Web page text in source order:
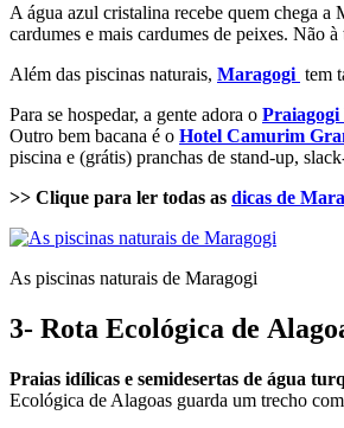
A água azul cristalina recebe quem chega a
cardumes e mais cardumes de peixes. Não
Além das piscinas naturais, Maragogi tem
Para se hospedar, a gente adora o Praiagogi
Outro bem bacana é o Hotel Camurim
piscina e (grátis) pranchas de stand-up,
>> Clique para ler todas as dicas de
As piscinas naturais de Maragogi
3- Rota Ecológica de
Praias idílicas e semidesertas de água
Ecológica de Alagoas guarda um trecho